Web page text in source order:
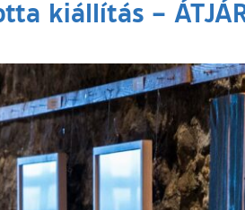
kiállítás –